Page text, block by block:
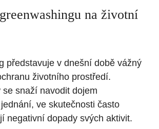
na životní
představuje v dnešní době vážný
životního prostředí.
snaží navodit dojem
ve skutečnosti často
negativní dopady svých aktivit.